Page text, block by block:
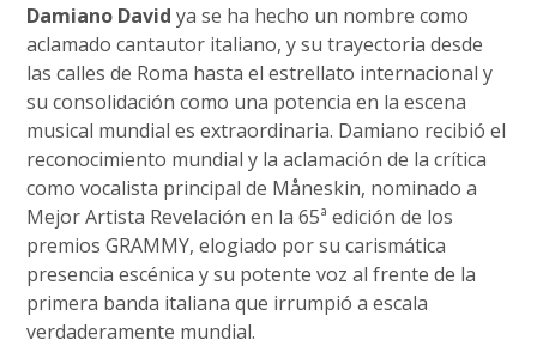
Damiano David ya se ha hecho un nombre como
aclamado cantautor italiano, y su trayectoria desde
las calles de Roma hasta el estrellato internacional y
su consolidación como una potencia en la escena
musical mundial es extraordinaria. Damiano recibió el
reconocimiento mundial y la aclamación de la crítica
como vocalista principal de Måneskin, nominado a
Mejor Artista Revelación en la 65ª edición de los
premios GRAMMY, elogiado por su carismática
presencia escénica y su potente voz al frente de la
primera banda italiana que irrumpió a escala
verdaderamente mundial.